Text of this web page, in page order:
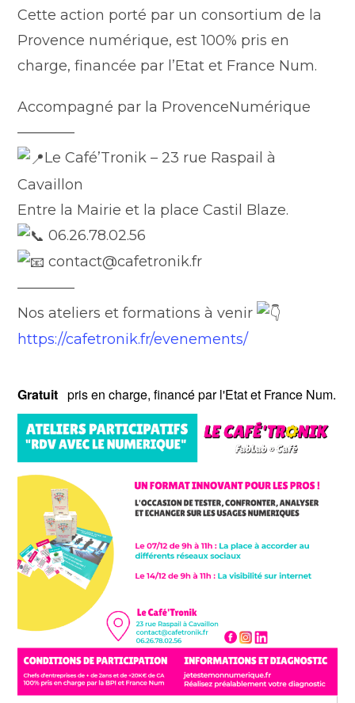
Cette action porté par un consortium de la
Provence numérique, est 100% pris en
charge, financée par l’Etat et France Num.
Accompagné par la ProvenceNumérique
————
Le Café’Tronik – 23 rue Raspail à
Cavaillon
Entre la Mairie et la place Castil Blaze.
06.26.78.02.56
contact@cafetronik.fr
————
Nos ateliers et formations à venir
https://cafetronik.fr/evenements/
Gratuit pris en charge, financé par l'Etat et France Num.